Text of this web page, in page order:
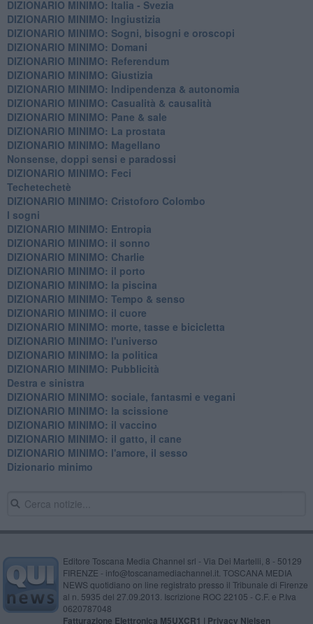
DIZIONARIO MINIMO: Italia - Svezia
DIZIONARIO MINIMO: ​Ingiustizia
DIZIONARIO MINIMO: ​Sogni, bisogni e oroscopi
DIZIONARIO MINIMO: Domani
DIZIONARIO MINIMO: Referendum
DIZIONARIO MINIMO: Giustizia
DIZIONARIO MINIMO: ​Indipendenza & autonomia
DIZIONARIO MINIMO: ​Casualità & causalità
​DIZIONARIO MINIMO: Pane & sale
DIZIONARIO MINIMO: La prostata
​DIZIONARIO MINIMO: Magellano
Nonsense, doppi sensi e paradossi
DIZIONARIO MINIMO: Feci
Techetechetè
DIZIONARIO MINIMO: Cristoforo Colombo
I sogni
DIZIONARIO MINIMO: Entropia
DIZIONARIO MINIMO: il sonno
DIZIONARIO MINIMO: Charlie
DIZIONARIO MINIMO: il porto
DIZIONARIO MINIMO: la piscina
DIZIONARIO MINIMO: Tempo & senso
DIZIONARIO MINIMO: il cuore
DIZIONARIO MINIMO: morte, tasse e bicicletta
DIZIONARIO MINIMO: l'universo
DIZIONARIO MINIMO: la politica
DIZIONARIO MINIMO: Pubblicità
Destra e sinistra
DIZIONARIO MINIMO: sociale, fantasmi e vegani
DIZIONARIO MINIMO: la scissione
DIZIONARIO MINIMO: il vaccino
DIZIONARIO MINIMO: il gatto, il cane
DIZIONARIO MINIMO: l'amore, il sesso
Dizionario minimo
Editore Toscana Media Channel srl - Via Dei Martelli, 8 - 50129
FIRENZE - info@toscanamediachannel.it. TOSCANA MEDIA
NEWS quotidiano on line registrato presso il Tribunale di Firenze
al n. 5935 del 27.09.2013. Iscrizione ROC 22105 - C.F. e P.Iva
0620787048
Fatturazione Elettronica M5UXCR1 | Privacy Nielsen